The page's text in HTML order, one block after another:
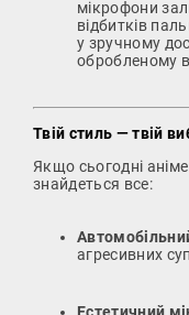
мікрофони
відбитків
у зручному
обробленому
Твій стиль — твій
Якщо сьогодні
знайдеться все:
агресивних
Естетичний